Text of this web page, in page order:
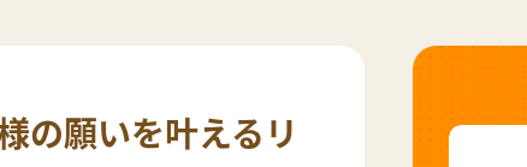
の願いを叶えるリ